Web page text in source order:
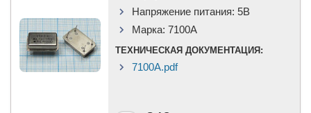
Напряжение питания: 5В
Марка: 7100A
ТЕХНИЧЕСКАЯ ДОКУМЕНТАЦИЯ:
7100A.pdf